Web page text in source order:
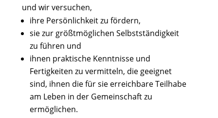
und wir versuchen,
ihre Persönlichkeit zu fördern,
sie zur größtmöglichen Selbstständigkeit
zu führen und
ihnen praktische Kenntnisse und
Fertigkeiten zu vermitteln, die geeignet
sind, ihnen die für sie erreichbare Teilhabe
am Leben in der Gemeinschaft zu
ermöglichen.